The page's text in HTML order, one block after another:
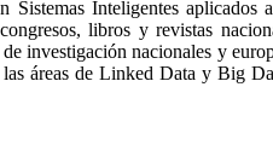
Inteligentes
libros y revistas
investigación nacionales y
áreas de Linked Data y Big